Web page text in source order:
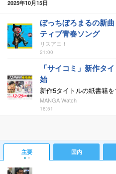
2025年10月15日
ぼっちぼろまるの新
ティブ青春ソング
リスアニ！
21:00
「サイコミ」新作タ
始
新作5タイトルの紙書籍
MANGA Watch
18:51
主要 国内